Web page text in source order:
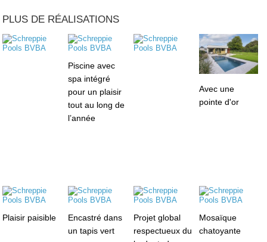
PLUS DE RÉALISATIONS
Piscine avec
spa intégré
pour un plaisir
tout au long de
l’année
Avec une
pointe d'or
Plaisir paisible
Encastré dans
un tapis vert
Projet global
respectueux du
Mosaïque
chatoyante